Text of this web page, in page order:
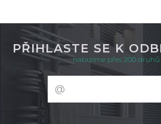
PŘIHLASTE SE K
nabízíme přes 200